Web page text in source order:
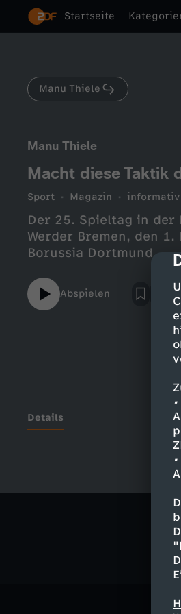
Startseite
Manu Thiele
Manu Thiele
Macht diese Taktik
Sport Magazin informativ
Der 25. Spieltag in der
Werder Bremen, den
Borussia Dortmund.
Abspielen
Details